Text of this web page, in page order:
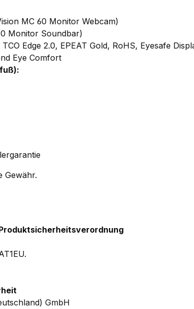
MC 60 Monitor Webcam)
Monitor Soundbar)
TCO Edge 2.0, EPEAT Gold, RoHS, Eyesafe
Eye Comfort
Gewähr.
GmbH